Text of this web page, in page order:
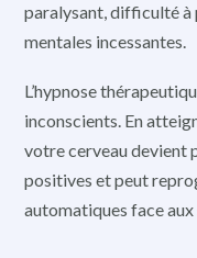
paralysant, difficulté à
mentales incessantes.
L’hypnose
inconscients. En
votre cerveau devient
positives et peut
automatiques face aux